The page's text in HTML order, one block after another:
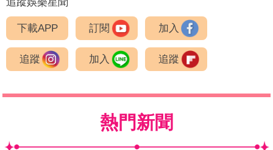
下載APP 訂閱 加入
追蹤 加入 追蹤
熱門新聞